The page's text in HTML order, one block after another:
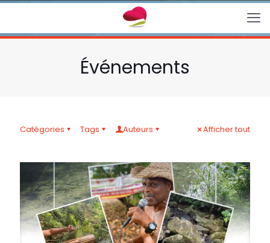
Événements
Catégories Tags Auteurs Afficher tout